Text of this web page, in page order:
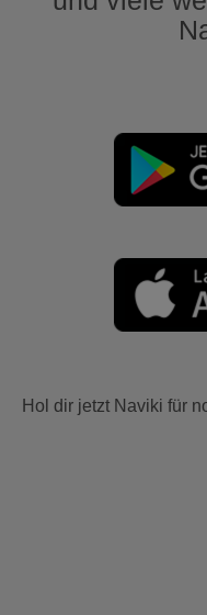
Hol dir jetzt Naviki für